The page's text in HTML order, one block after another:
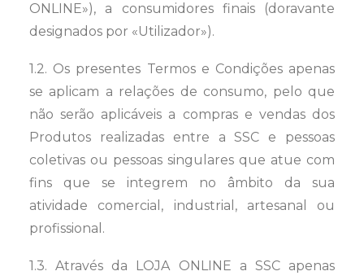
ONLINE»), a consumidores finais (doravante
designados por «Utilizador»).
1.2. Os presentes Termos e Condições apenas
se aplicam a relações de consumo, pelo que
não serão aplicáveis a compras e vendas dos
Produtos realizadas entre a SSC e pessoas
coletivas ou pessoas singulares que atue com
fins que se integrem no âmbito da sua
atividade comercial, industrial, artesanal ou
profissional.
1.3. Através da LOJA ONLINE a SSC apenas